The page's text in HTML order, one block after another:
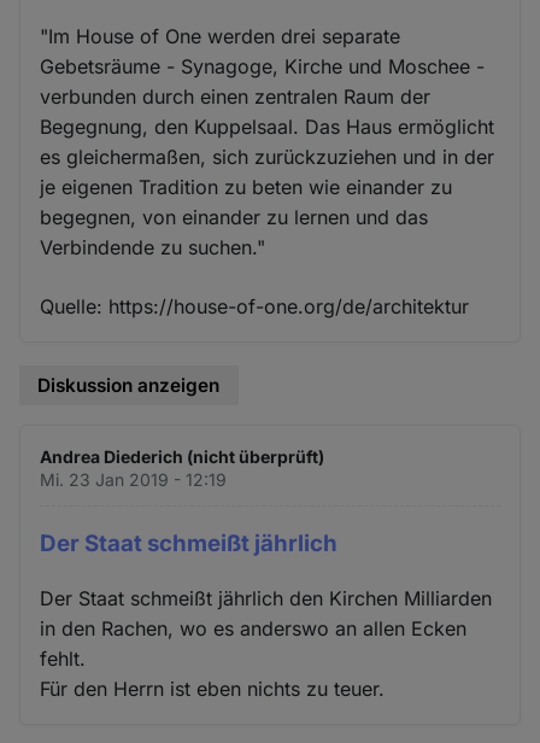
"Im House of One werden drei separate
Gebetsräume - Synagoge, Kirche und Moschee -
verbunden durch einen zentralen Raum der
Begegnung, den Kuppelsaal. Das Haus ermöglicht
es gleichermaßen, sich zurückzuziehen und in der
je eigenen Tradition zu beten wie einander zu
begegnen, von einander zu lernen und das
Verbindende zu suchen."
Quelle: https://house-of-one.org/de/architektur
Diskussion anzeigen
Andrea Diederich (nicht überprüft)
Mi. 23 Jan 2019 - 12:19
Der Staat schmeißt jährlich
Der Staat schmeißt jährlich den Kirchen Milliarden
in den Rachen, wo es anderswo an allen Ecken
fehlt.
Für den Herrn ist eben nichts zu teuer.